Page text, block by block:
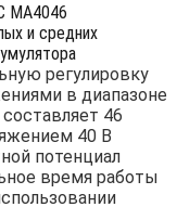
MA4046
и средних
регулировку
в диапазоне
46
40 В
потенциал
время работы